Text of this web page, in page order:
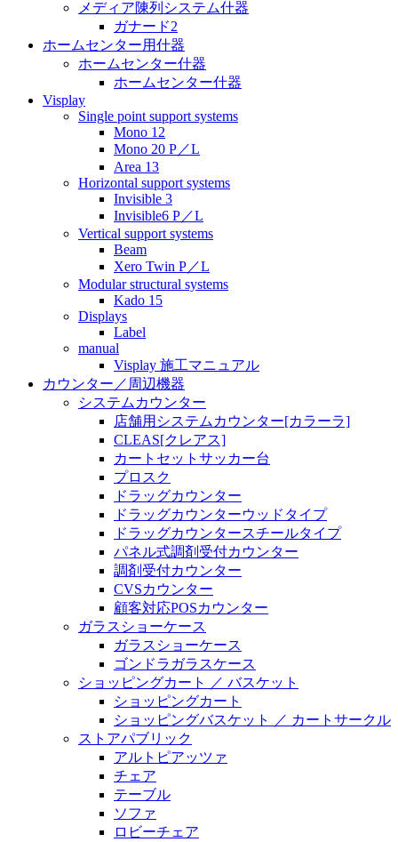
メディア陳列システム什器
ガナード2
ホームセンター用什器
ホームセンター什器
ホームセンター什器
Visplay
Single point support systems
Mono 12
Mono 20 P／L
Area 13
Horizontal support systems
Invisible 3
Invisible6 P／L
Vertical support systems
Beam
Xero Twin P／L
Modular structural systems
Kado 15
Displays
Label
manual
Visplay 施工マニュアル
カウンター／周辺機器
システムカウンター
店舗用システムカウンター[カラーラ]
CLEAS[クレアス]
カートセットサッカー台
プロスク
ドラッグカウンター
ドラッグカウンターウッドタイプ
ドラッグカウンタースチールタイプ
パネル式調剤受付カウンター
調剤受付カウンター
CVSカウンター
顧客対応POSカウンター
ガラスショーケース
ガラスショーケース
ゴンドラガラスケース
ショッピングカート ／ バスケット
ショッピングカート
ショッピングバスケット ／ カートサークル
ストアパブリック
アルトピアッツァ
チェア
テーブル
ソファ
ロビーチェア